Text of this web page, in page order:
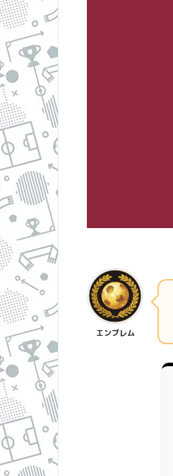
エンブレム